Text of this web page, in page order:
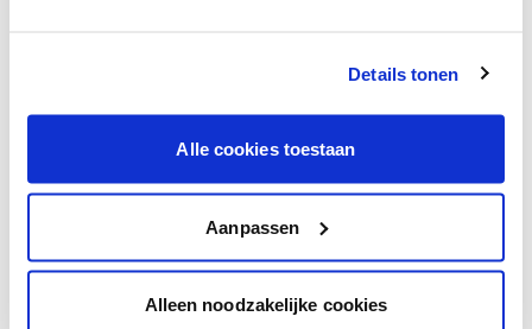
Details tonen
Alle cookies toestaan
Aanpassen
Alleen noodzakelijke cookies
Krijg kleuradvies op basis van de lichtinval
en je meubels.
Krijg ineens een technologische check-up